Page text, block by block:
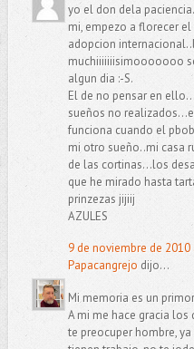
yo el don dela
mi, empezo a florecer
adopcion
muchiiiiiiisimooooooo
algun dia :-S.
El de no pensar en
sueños no
funciona cuando el
mi otro sueño..mi casa
de las cortinas...los
que he mirado hasta
prinzezas jijiij
AZULES
9 de noviembre de 2010
Papacangrejo dijo...
Mi memoria es un
A mi me hace gracia los
te preocuper hombre,